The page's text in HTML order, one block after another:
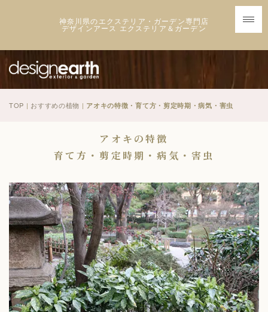
神奈川県のエクステリア・ガーデン専門店
デザインアース エクステリア＆ガーデン
TOP | おすすめの植物 | アオキの特徴・育て方・剪定時期・病気・害虫
アオキの特徴
育て方・剪定時期・病気・害虫